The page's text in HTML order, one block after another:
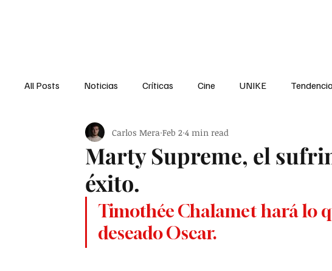
All Posts Noticias Críticas Cine UNIKE
Marty Supreme, el
éxito.
Carlos Mera Feb 2 4 min read
Timothée Chalamet hará lo
deseado Oscar.